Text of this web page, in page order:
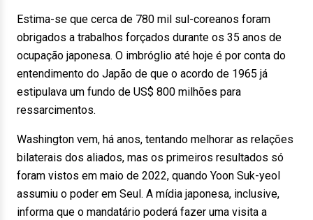
Estima-se que cerca de 780 mil sul-coreanos foram
obrigados a trabalhos forçados durante os 35 anos de
ocupação japonesa. O imbróglio até hoje é por conta do
entendimento do Japão de que o acordo de 1965 já
estipulava um fundo de US$ 800 milhões para
ressarcimentos.
Washington vem, há anos, tentando melhorar as relações
bilaterais dos aliados, mas os primeiros resultados só
foram vistos em maio de 2022, quando Yoon Suk-yeol
assumiu o poder em Seul. A mídia japonesa, inclusive,
informa que o mandatário poderá fazer uma visita a